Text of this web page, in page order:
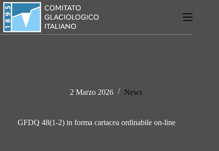
Salta
contenuto
2 Marzo 2026 News
GFDQ 48(1-2) in forma cartacea ordinabile on-line